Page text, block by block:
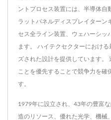
ントプロセス装置には、半導体自
ラットパネルディスプレイターン
セス全ライン装置、ウェハーシッ
ます。 ハイテクセクターにおけ
ズされた設計を提供しています。
ことを優先することで競争力を確
す。
1979年に設立され、43年の豊富
造のリソース、優れた光学、機械